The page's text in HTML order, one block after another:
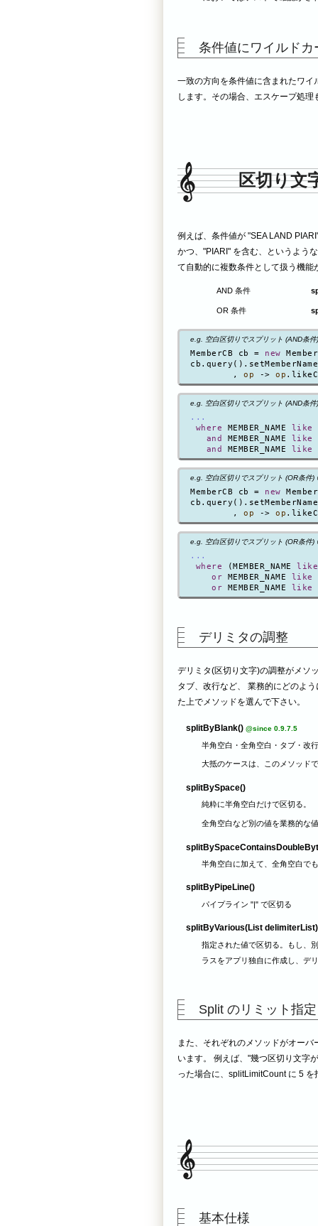
条件値にワイルドカ
一致の方向を条件値に含まれたワ
します。その場合、エスケープ処理
区切り文
例えば、条件値が "SEA LAND
かつ、"PIARI" を含む、というよう
て自動的に複数条件として扱う機能
AND 条件
OR 条件
e.g. 空白区切りでスプリット (AND条
MemberCB cb = new
        ,
op -> op
e.g. 空白区切りでスプリット (AND条
...
where MEMBER_NAME
like
and
MEMBER_NAME
like
and
MEMBER_NAME like
e.g. 空白区切りでスプリット (OR条件)
MemberCB cb = new
        ,
op -> op
e.g. 空白区切りでスプリット (OR条件)
...
where (MEMBER_NAME
like
or MEMBER_NAME
like
or MEMBER_NAME like
デリミタの調整
デリミタ(区切り文字)の調整がメソ
タブ、改行など、 業務的にどのよ
た上でメソッドを選んで下さい。
splitByBlank()@since 0.9.7.5
半角空白・全角空白・タブ・改
大抵のケースは、このメソッド
splitBySpace()
純粋に半角空白だけで区切る。
全角空白など別の値を業務的な
半角空白に加えて、全角空白で
splitByPipeLine()
パイプライン "|" で区切る
splitByVarious(List
指定された値で区切る。もし、
ラスをアプリ独自に作成し、デ
Split のリミット指定
また、それぞれのメソッドがオー
います。 例えば、"幾つ区切り文字
った場合に、splitLimitCount に 5
基本仕様